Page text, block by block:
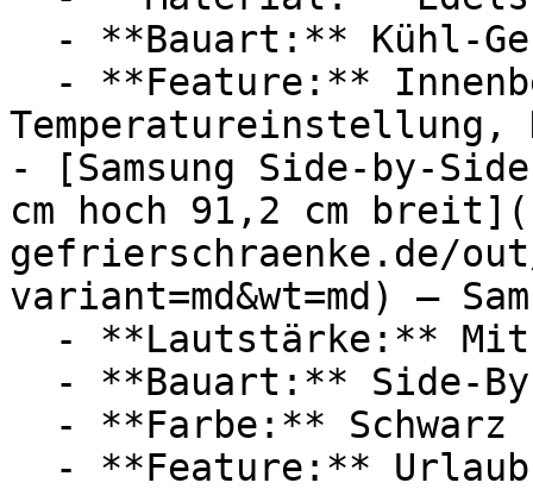
Temperatureinstellung,
- [Samsung Side-by-Side
cm hoch 91,2 cm
gefrierschraenke.de/
variant=md&wt=md) —